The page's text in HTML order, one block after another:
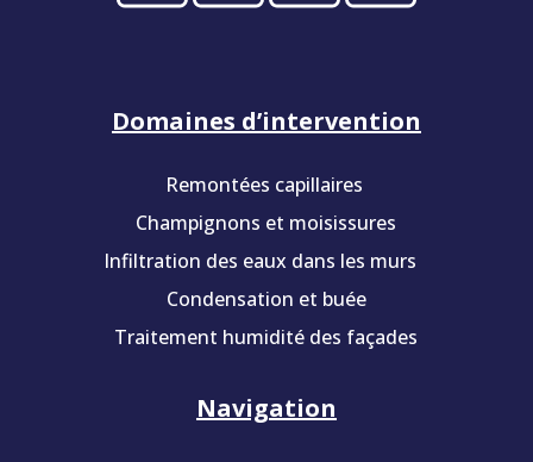
Domaines d’intervention
Remontées capillaires
Champignons et moisissures
Infiltration des eaux dans les murs
Condensation et buée
Traitement humidité des façades
Navigation